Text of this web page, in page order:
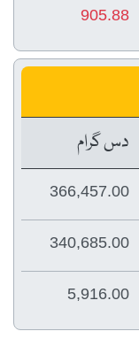
905.88
دس گرام
366,457.00
340,685.00
5,916.00